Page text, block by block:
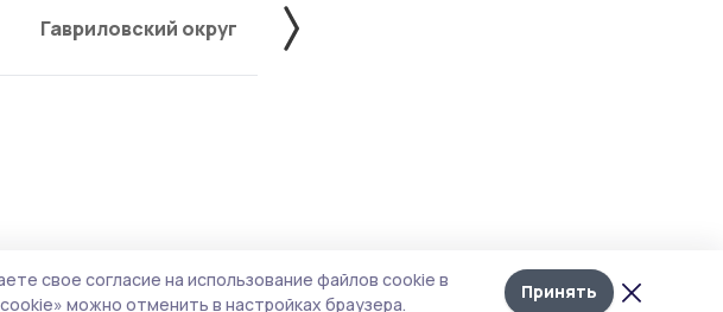
Лента
новостей
Гавриловский округ Жердевский округ
свое согласие на использование файлов cookie в
можно отменить в настройках браузера.
Принять